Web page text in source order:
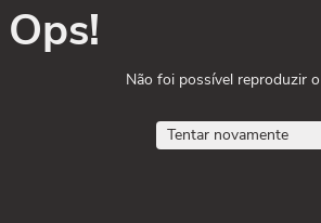
Ops!
Não foi possível reproduzir
Tentar novamente